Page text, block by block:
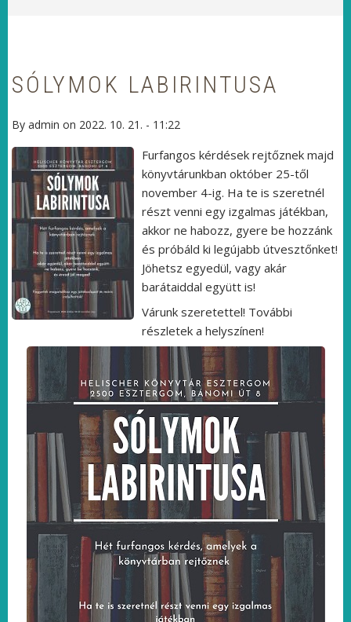
SÓLYMOK LABIRINTUSA
By admin on 2022. 10. 21. - 11:22
Furfangos kérdések rejtőznek majd
könyvtárunkban október 25-től
november 4-ig. Ha te is szeretnél
részt venni egy izgalmas játékban,
akkor ne habozz, gyere be hozzánk
és próbáld ki legújabb útvesztőnket!
Jöhetsz egyedül, vagy akár
barátaiddal együtt is!
Várunk szeretettel! További
részletek a helyszínen!